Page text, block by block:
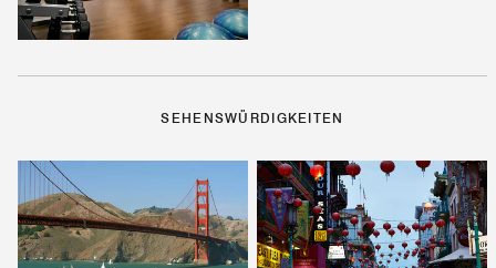
SEHENSWÜRDIGKEITEN